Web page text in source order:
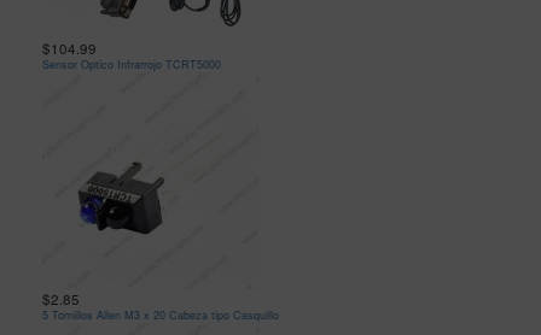
$104.99
Sensor Optico Infrarrojo TCRT5000
$2.85
5 Tornillos Allen M3 x 20 Cabeza tipo Casquillo